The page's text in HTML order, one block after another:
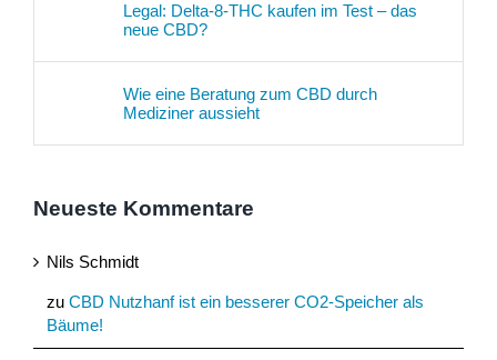
Legal: Delta-8-THC kaufen im Test – das
neue CBD?
Wie eine Beratung zum CBD durch
Mediziner aussieht
Neueste Kommentare
Nils Schmidt
zu CBD Nutzhanf ist ein besserer CO2-Speicher als
Bäume!